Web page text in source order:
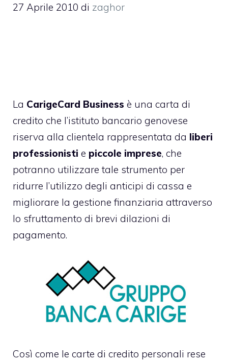
27 Aprile 2010 di zaghor
La CarigeCard Business è una carta di
credito che l’istituto bancario genovese
riserva alla clientela rappresentata da liberi
professionisti e piccole imprese, che
potranno utilizzare tale strumento per
ridurre l’utilizzo degli anticipi di cassa e
migliorare la gestione finanziaria attraverso
lo sfruttamento di brevi dilazioni di
pagamento.
Così come le carte di credito personali rese